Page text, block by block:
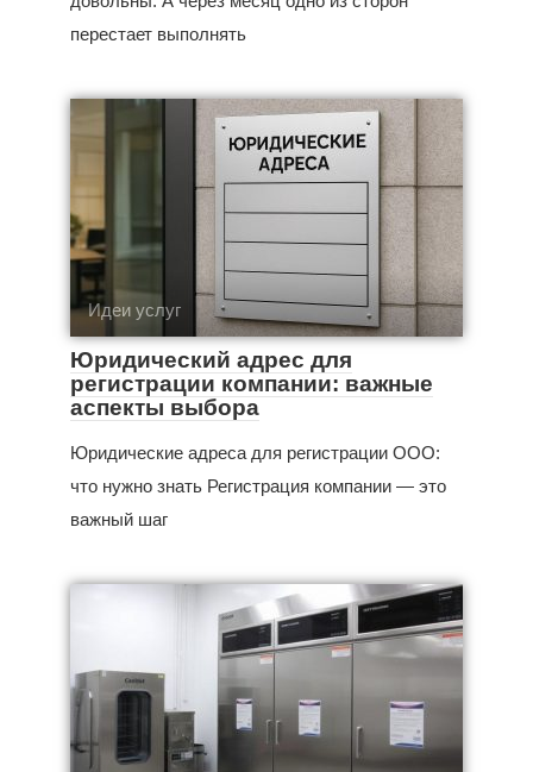
перестает выполнять
Идеи услуг
Юридический адрес для
регистрации компании: важные
аспекты выбора
Юридические адреса для регистрации ООО:
что нужно знать Регистрация компании — это
важный шаг